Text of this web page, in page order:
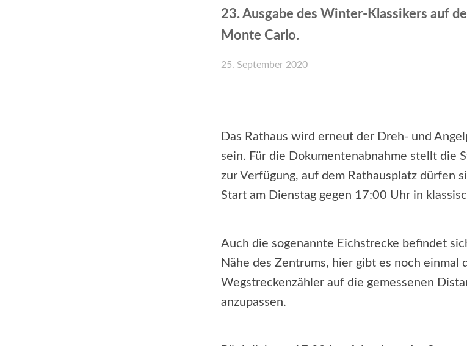
23. Ausgabe des Winter-Klassikers auf
Monte Carlo.
25. September 2020
Das Rathaus wird erneut der Dreh- und
sein. Für die Dokumentenabnahme stellt die
zur Verfügung, auf dem Rathausplatz dürfen
Start am Dienstag gegen 17:00 Uhr in
Auch die sogenannte Eichstrecke befindet
Nähe des Zentrums, hier gibt es noch einmal
Wegstreckenzähler auf die gemessenen
anzupassen.